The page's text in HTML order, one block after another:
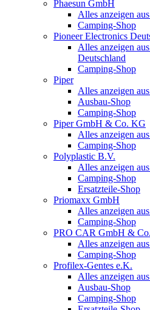
Phaesun GmbH
Alles anzeigen
Camping-Shop
Pioneer Electronics
Alles anzeigen
Deutschland
Camping-Shop
Piper
Alles anzeigen
Ausbau-Shop
Camping-Shop
Piper GmbH & Co. KG
Alles anzeigen
Camping-Shop
Polyplastic B.V.
Alles anzeigen
Camping-Shop
Ersatzteile-Shop
Priomaxx GmbH
Alles anzeigen
Camping-Shop
PRO CAR GmbH &
Alles anzeigen
Camping-Shop
Profilex-Gentes e.K.
Alles anzeigen
Ausbau-Shop
Camping-Shop